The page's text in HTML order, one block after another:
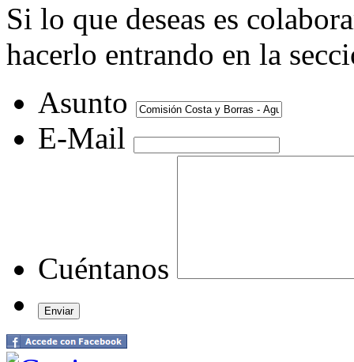
Si lo que deseas es
hacerlo entrando en la
Asunto
E-Mail
Cuéntanos